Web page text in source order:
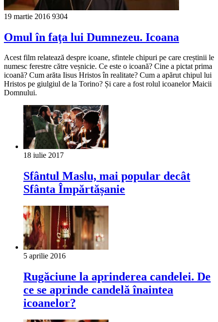
19 martie 2016 9304
Omul în faţa lui Dumnezeu. Icoana
Acest film relatează despre icoane, sfintele chipuri pe care creștinii le
numesc ferestre către veșnicie. Ce este o icoană? Cine a pictat prima
icoană? Cum arăta Iisus Hristos în realitate? Cum a apărut chipul lui
Hristos pe giulgiul de la Torino? Și care a fost rolul icoanelor Maicii
Domnului.
18 iulie 2017
Sfântul Maslu, mai popular decât
Sfânta Împărtășanie
5 aprilie 2016
Rugăciune la aprinderea candelei. De
ce se aprinde candelă înaintea
icoanelor?